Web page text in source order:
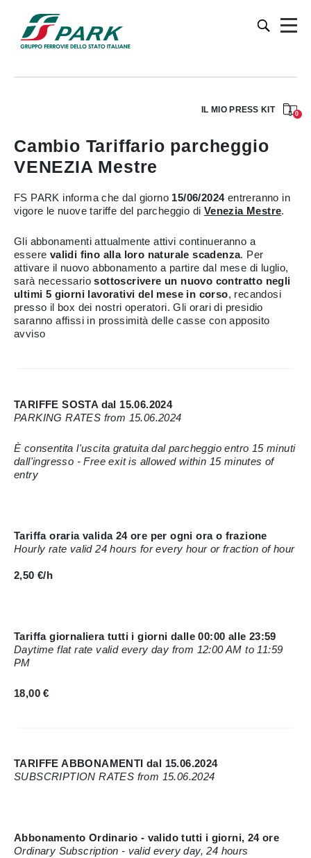
IL MIO PRESS KIT 0
Cambio Tariffario parcheggio
VENEZIA Mestre
FS PARK informa che dal giorno 15/06/2024entreranno in
vigore le nuove tariffe del parcheggio di Venezia Mestre.
Gli abbonamenti attualmente attivi continueranno a
essere validi fino alla loro naturale scadenza. Per
attivare il nuovo abbonamento a partire dal mese di luglio,
sarà necessariosottoscrivere un nuovo contratto negli
ultimi 5 giorni lavorativi del mese in corso, recandosi
presso il box dei nostri operatori. Gli orari di presidio
saranno affissi in prossimità delle casse con apposito
avviso
TARIFFE SOSTA dal 15.06.2024
PARKING RATES from 15.06.2024
È consentita l'uscita gratuita dal parcheggio entro 15 minuti
dall'ingresso - Free exit is allowed within 15 minutes of
entry
Tariffa oraria valida 24 ore per ogni ora o frazione
Hourly rate valid 24 hours for every hour or fraction of hour
2,50 €/h
Tariffa giornaliera tutti i giorni dalle 00:00 alle 23:59
Daytime flat rate valid every day from 12:00 AM to 11:59
PM
18,00 €
TARIFFE ABBONAMENTI dal 15.06.2024
SUBSCRIPTION RATES from 15.06.2024
Abbonamento Ordinario - valido tutti i giorni, 24 ore
Ordinary Subscription - valid every day, 24 hours